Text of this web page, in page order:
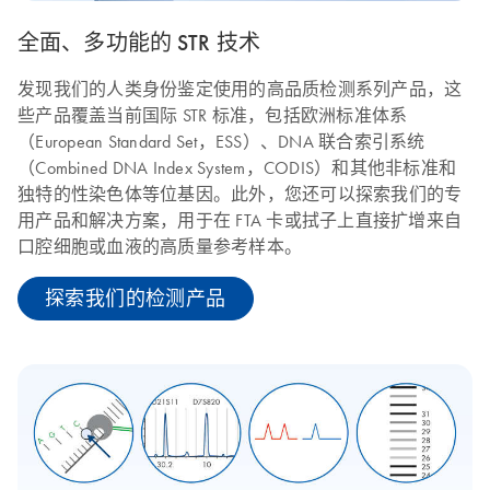
全面、多功能的 STR 技术
发现我们的人类身份鉴定使用的高品质检测系列产品，这
些产品覆盖当前国际 STR 标准，包括欧洲标准体系
（European Standard Set，ESS）、DNA 联合索引系统
（Combined DNA Index System，CODIS）和其他非标准和
独特的性染色体等位基因。此外，您还可以探索我们的专
用产品和解决方案，用于在 FTA 卡或拭子上直接扩增来自
口腔细胞或血液的高质量参考样本。
探索我们的检测产品